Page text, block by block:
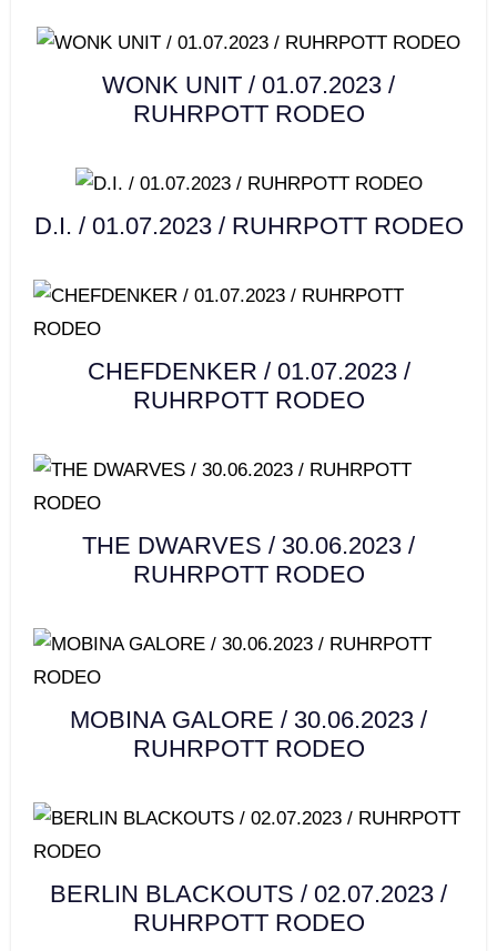
WONK UNIT / 01.07.2023 /
RUHRPOTT RODEO
D.I. / 01.07.2023 / RUHRPOTT RODEO
CHEFDENKER / 01.07.2023 /
RUHRPOTT RODEO
THE DWARVES / 30.06.2023 /
RUHRPOTT RODEO
MOBINA GALORE / 30.06.2023 /
RUHRPOTT RODEO
BERLIN BLACKOUTS / 02.07.2023 /
RUHRPOTT RODEO